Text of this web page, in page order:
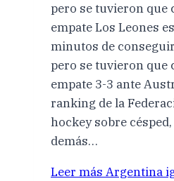
pero se tuvieron que
empate Los Leones
minutos de
pero se tuvieron
empate 3-3 ante
ranking de la
hockey sobre
demás…
Leer más Argentina